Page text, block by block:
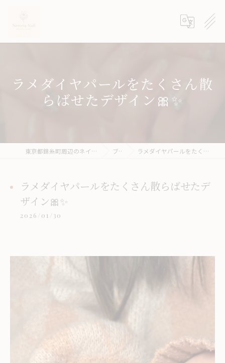
ラメダイヤパールをたくさん散
らばせたデザイン🎀✨
東京都錦糸町周辺のネイルサロンならneroria nail ブログ ラメダイヤパールをたくさん散らばせたデザイン🎀✨
ラメダイヤパールをたくさん散らばせたデ
ザイン🎀✨
2026/01/30